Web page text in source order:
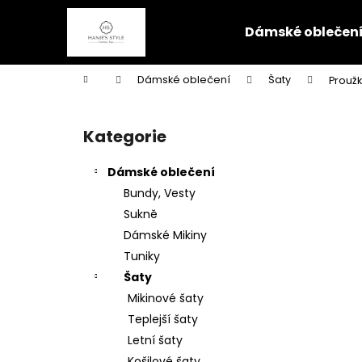
Dámské oblečení
Domů Dámské oblečení Šaty
Přeskočit
kategorie
Kategorie
Dámské oblečení
Bundy, Vesty
Sukně
Dámské Mikiny
Tuniky
Šaty
Mikinové šaty
Teplejší šaty
Letní šaty
í
do
do